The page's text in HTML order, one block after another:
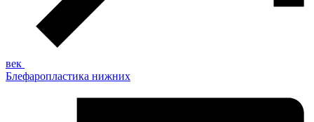
век
Блефаропластика нижних